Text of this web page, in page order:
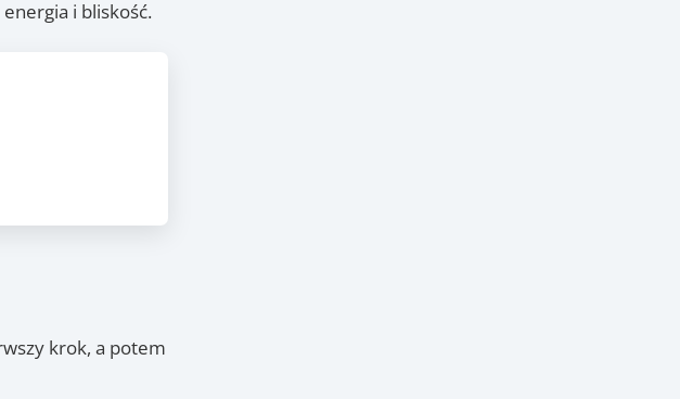
i bliskość.
krok, a potem